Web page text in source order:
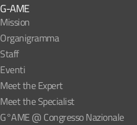
G-AME
Mission
Organigramma
Staff
Eventi
Meet the Expert
Meet the Specialist
G°AME @ Congresso Nazionale